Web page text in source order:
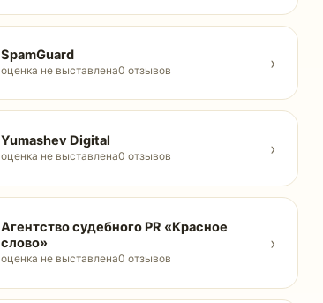
SpamGuard
оценка не выставлена0 отзывов ›
Yumashev Digital
оценка не выставлена0 отзывов ›
Агентство судебного PR «Красное
слово»
оценка не выставлена0 отзывов
›